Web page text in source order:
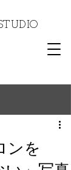
ンを